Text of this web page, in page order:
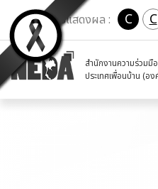
เปลี่ยนการแสดงผล : C C
สำนักงานความร่วม
ประเทศเพื่อนบ้าน (อ